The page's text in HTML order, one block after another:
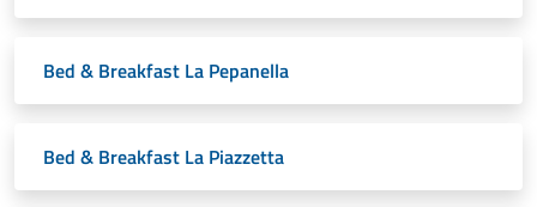
Bed & Breakfast La Pepanella
Bed & Breakfast La Piazzetta